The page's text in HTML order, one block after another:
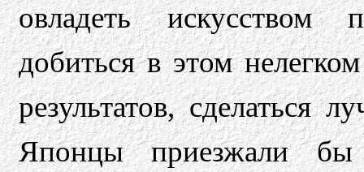
овладеть искусством
добиться в этом
результатов, сделаться
Японцы приезжали бы